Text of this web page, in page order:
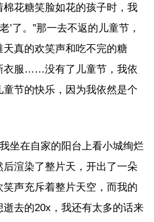
花糖笑脸如花的孩子时，我
’了。”那一去不返的儿童节，
真的欢笑声和吃不完的糖
衣服……没有了儿童节，我依
节的快乐，因为我依然是个
坐在自家的阳台上看小城绚烂
渲染了整片天，开出了一朵
声充斥着整片天空，而我的
去的20x，我还有太多的话来